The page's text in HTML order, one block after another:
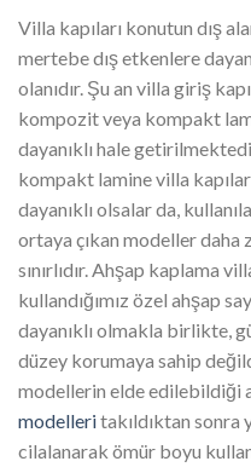
Villa kapıları konutun dış
mertebe dış etkenlere
olanıdır. Şu an villa giriş
kompozit veya kompakt
dayanıklı hale
kompakt lamine villa
dayanıklı olsalar da,
ortaya çıkan modeller
sınırlıdır. Ahşap kaplama
kullandığımız özel ahşap
dayanıklı olmakla birlikte,
düzey korumaya sahip
modellerin elde edilebildiği
modelleritakıldıktan sonra
cilalanarak ömür boyu